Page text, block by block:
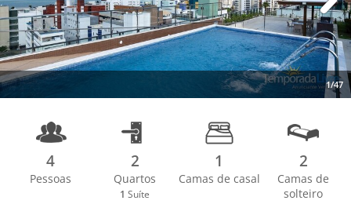
1/47
Next
4
Pessoas
2
Quartos
1 Suíte
1
Camas de casal
2
Camas de
solteiro